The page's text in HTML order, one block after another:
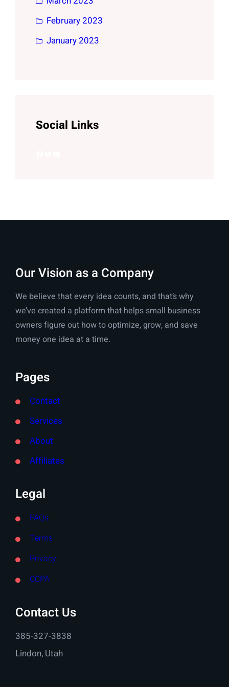
February 2023
January 2023
Social Links
Our Vision as a Company
We believe that every idea counts, and that’s why
we’ve created a platform that helps small business
owners figure out how to optimize, grow, and save
money one idea at a time.
Pages
Contact
Services
About
Affiliates
Legal
FAQs
Terms
Privacy
CCPA
Contact Us
385-327-3838
Lindon, Utah